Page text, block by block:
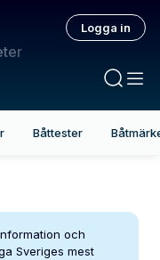
Logga in
Båttester
och
Sveriges mest